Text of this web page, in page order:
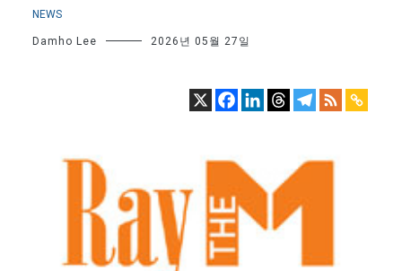
NEWS
Damho Lee 2026년 05월 27일